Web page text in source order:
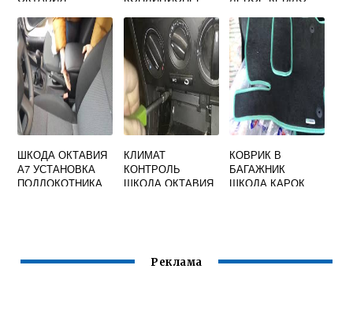
ШКОДА ОКТАВИЯ
А7 УСТАНОВКА
ПОДЛОКОТНИКА
КЛИМАТ
КОНТРОЛЬ
ШКОДА ОКТАВИЯ
КОВРИК В
БАГАЖНИК
ШКОДА КАРОК
Реклама